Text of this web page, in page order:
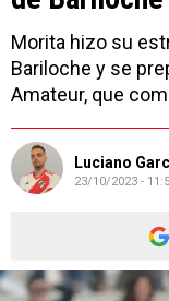
Morita hizo su
Bariloche y se
Amateur, que
Luciano
23/10/2023 -